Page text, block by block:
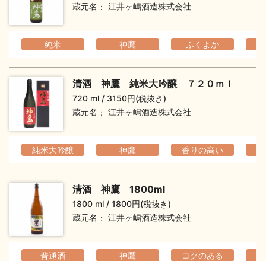
お問い合わせ
蔵元名
江井ヶ嶋酒造株式会社
純米 神鷹 ふくよか
清酒 神鷹 純米大吟醸 ７２０ｍｌ
720 ml
3150円(税抜き)
蔵元名
江井ヶ嶋酒造株式会社
純米大吟醸 神鷹 香りの高い
清酒 神鷹 1800ml
1800 ml
1800円(税抜き)
蔵元名
江井ヶ嶋酒造株式会社
普通酒 神鷹 コクのある